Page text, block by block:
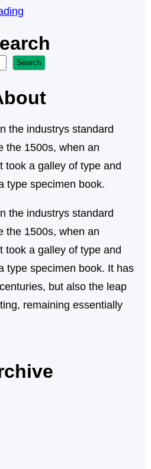
Search
the industrys standard
the 1500s, when an
took a galley of type and
type specimen book.
the industrys standard
the 1500s, when an
took a galley of type and
type specimen book. It has
but also the leap
remaining essentially